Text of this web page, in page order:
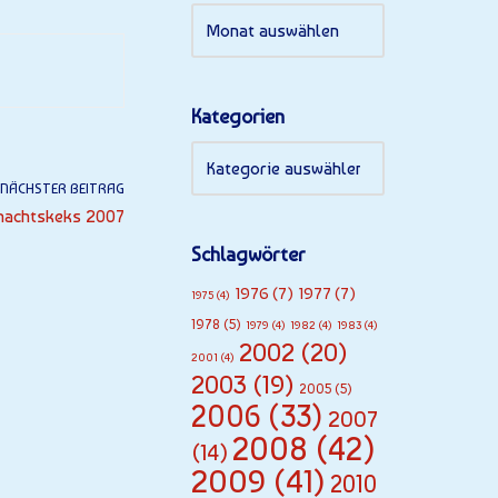
NÄCHSTER BEITRAG
2007
Kategorien
Schlagwörter
1975 (4) 1976 (7) 1977 (7)
1978 (5) 1979 (4) 1982 (4) 1983 (4)
2001 (4) 2002 (20)
2003 (19) 2005 (5)
2006 (33) 2007
(14) 2008 (42)
2009 (41) 2010